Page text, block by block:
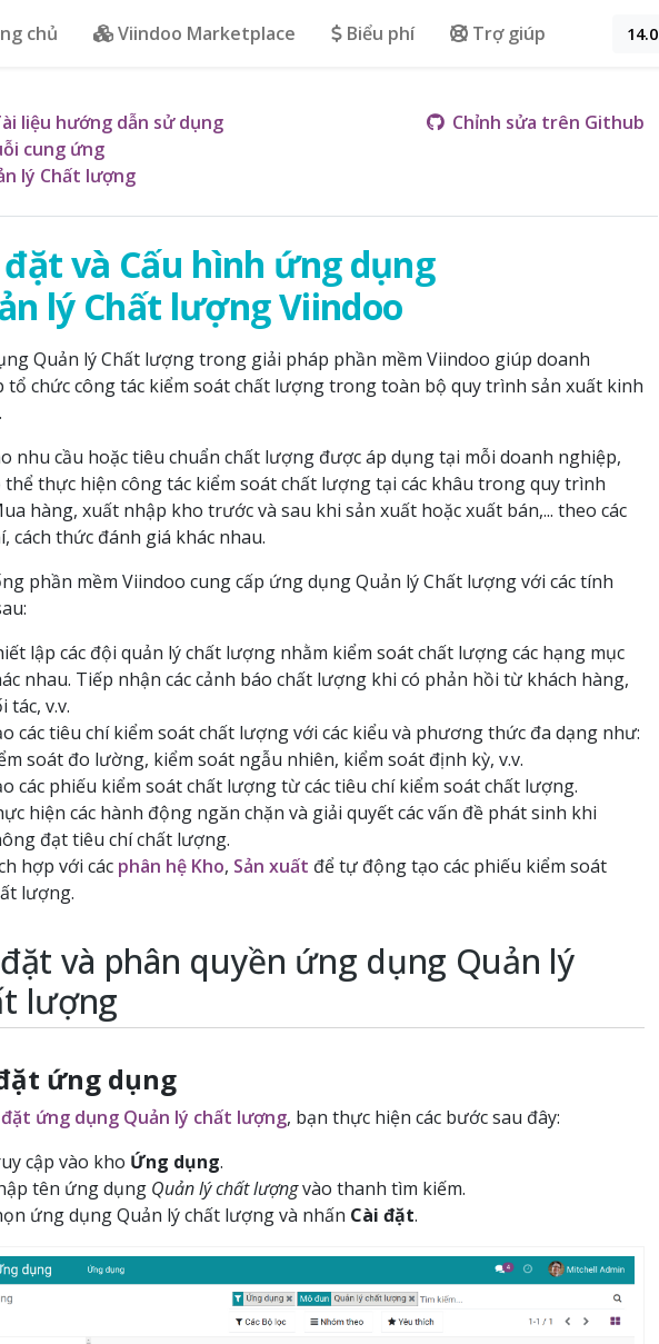
chủ Viindoo Marketplace Biểu phí Trợ giúp 14.0
liệu hướng dẫn sử dụng
cung ứng
lý Chất lượng
Chỉnh sửa trên Github
đặt và Cấu hình ứng dụng
lý Chất lượng Viindoo
Quản lý Chất lượng trong giải pháp phần mềm Viindoo giúp doanh
tổ chức công tác kiểm soát chất lượng trong toàn bộ quy trình sản xuất kinh
nhu cầu hoặc tiêu chuẩn chất lượng được áp dụng tại mỗi doanh nghiệp,
thể thực hiện công tác kiểm soát chất lượng tại các khâu trong quy trình
hàng, xuất nhập kho trước và sau khi sản xuất hoặc xuất bán,... theo các
cách thức đánh giá khác nhau.
phần mềm Viindoo cung cấp ứng dụng Quản lý Chất lượng với các tính
lập các đội quản lý chất lượng nhằm kiểm soát chất lượng các hạng mục
nhau. Tiếp nhận các cảnh báo chất lượng khi có phản hồi từ khách hàng,
tác, v.v.
các tiêu chí kiểm soát chất lượng với các kiểu và phương thức đa dạng như:
soát đo lường, kiểm soát ngẫu nhiên, kiểm soát định kỳ, v.v.
các phiếu kiểm soát chất lượng từ các tiêu chí kiểm soát chất lượng.
hiện các hành động ngăn chặn và giải quyết các vấn đề phát sinh khi
đạt tiêu chí chất lượng.
hợp với các phân hệ Kho, Sản xuất để tự động tạo các phiếu kiểm soát
lượng.
và phân quyền ứng dụng Quản lý
lượng
ứng dụng
đặt ứng dụng Quản lý chất lượng, bạn thực hiện các bước sau đây:
cập vào kho Ứng dụng.
tên ứng dụng Quản lý chất lượngvào thanh tìm kiếm.
ứng dụng Quản lý chất lượng và nhấn Cài đặt.